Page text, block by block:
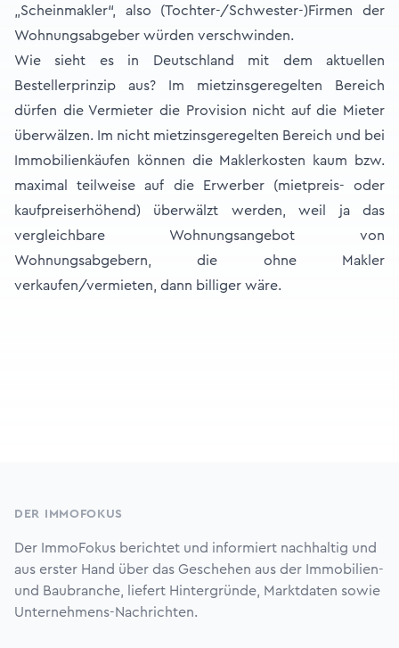
„Scheinmakler“, also (Tochter-/Schwester-)Firmen der
Wohnungsabgeber würden verschwinden.
Wie sieht es in Deutschland mit dem aktuellen
Bestellerprinzip aus? Im mietzinsgeregelten Bereich
dürfen die Vermieter die Provision nicht auf die Mieter
überwälzen. Im nicht mietzinsgeregelten Bereich und bei
Immobilienkäufen können die Maklerkosten kaum bzw.
maximal teilweise auf die Erwerber (mietpreis- oder
kaufpreiserhöhend) überwälzt werden, weil ja das
vergleichbare Wohnungsangebot von
Wohnungsabgebern, die ohne Makler
verkaufen/vermieten, dann billiger wäre.
DER IMMOFOKUS
Der ImmoFokus berichtet und informiert nachhaltig und
aus erster Hand über das Geschehen aus der Immobilien-
und Baubranche, liefert Hintergründe, Marktdaten sowie
Unternehmens-Nachrichten.